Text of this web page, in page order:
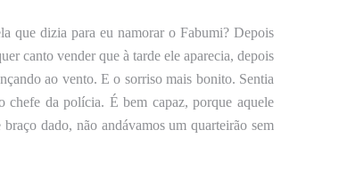
que dizia para eu namorar o Fabumi? Depois
canto vender que à tarde ele aparecia, depois
ao vento. E o sorriso mais bonito. Sentia
da polícia. É bem capaz, porque aquele
dado, não andávamos um quarteirão sem